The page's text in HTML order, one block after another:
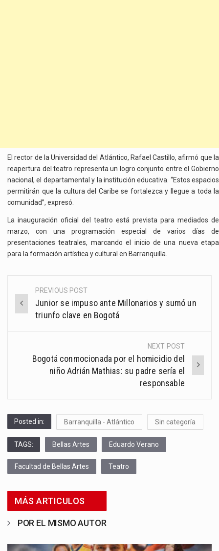
El rector de la Universidad del Atlántico, Rafael Castillo, afirmó que la
reapertura del teatro representa un logro conjunto entre el Gobierno
nacional, el departamental y la institución educativa. “Estos espacios
permitirán que la cultura del Caribe se fortalezca y llegue a toda la
comunidad”, expresó.
La inauguración oficial del teatro está prevista para mediados de
marzo, con una programación especial de varios días de
presentaciones teatrales, marcando el inicio de una nueva etapa
para la formación artística y cultural en Barranquilla.
Post
navigation
PREVIOUS POST
Junior se impuso ante Millonarios y sumó un
triunfo clave en Bogotá
NEXT POST
Bogotá conmocionada por el homicidio del
niño Adrián Mathias: su padre sería el
responsable
Posted in: Barranquilla - Atlántico Sin categoría
TAGS: Bellas Artes Eduardo Verano
Facultad de Bellas Artes Teatro
MÁS ARTICULOS
POR EL MISMO AUTOR